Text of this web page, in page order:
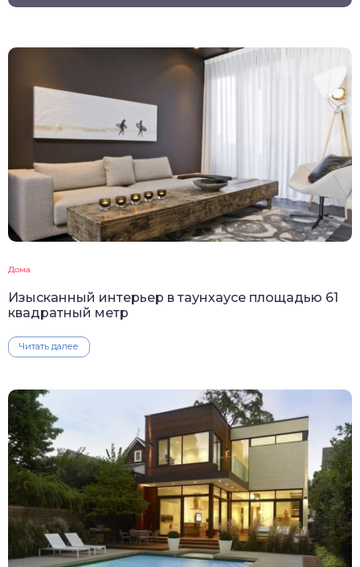
Дома
Изысканный интерьер в таунхаусе площадью 61
квадратный метр
Читать далее